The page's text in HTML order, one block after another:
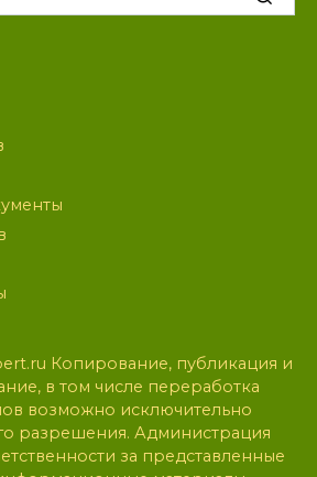
Копирование, публикация и
в том числе переработка
возможно исключительно
разрешения. Администрация
за представленные